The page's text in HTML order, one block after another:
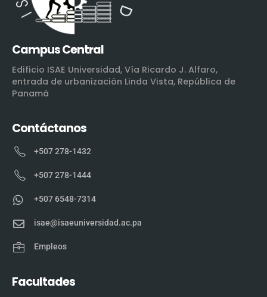
Campus Central
Edificio ISAE Universidad, Vía Ricardo J. Alfaro,
entrada de urbanización Linda Vista, República de
Panamá
Contáctanos
+507 278-1432
+507 278-1444
+507 6548-7314
isae@isaeuniversidad.ac.pa
Empleos
Facultades